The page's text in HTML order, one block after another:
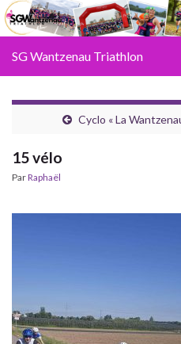
SG Wantzenau Triathlon
Cyclo « La
15 vélo
ParRaphaël